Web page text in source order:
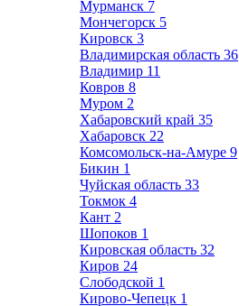
Мурманск 7
Мончегорск 5
Кировск 3
Владимирская область 36
Владимир 11
Ковров 8
Муром 2
Хабаровский край 35
Хабаровск 22
Комсомольск-на-Амуре 9
Бикин 1
Чуйская область 33
Токмок 4
Кант 2
Шопоков 1
Кировская область 32
Киров 24
Слободской 1
Кирово-Чепецк 1